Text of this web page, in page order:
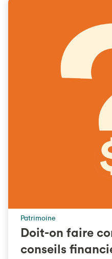
Patrimoine
Doit-on faire
conseils